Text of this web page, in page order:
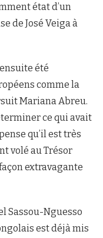
état d’un
de José Veiga à
été
comme la
Mariana Abreu.
ce qui avait
qu’il est très
volé au Trésor
extravagante
Sassou-Nguesso
est déjà mis